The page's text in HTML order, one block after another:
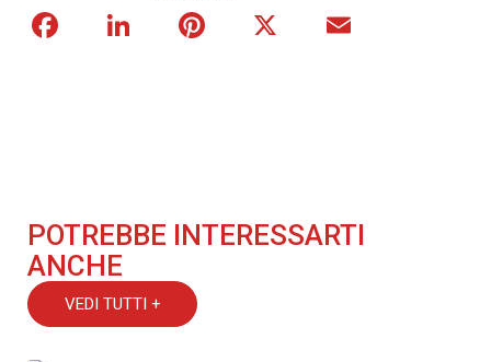
FacebookLinkedInPinterest
POTREBBE INTERESSARTI
ANCHE
VEDI TUTTI +